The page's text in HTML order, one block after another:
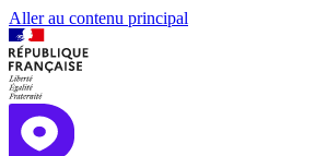
Aller au contenu principal